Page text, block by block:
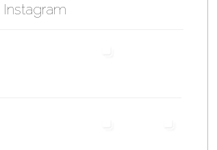
Instagram